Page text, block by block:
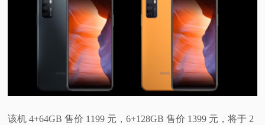
该机 4+64GB 售价 1199 元，6+128GB 售价 1399 元，将于 2